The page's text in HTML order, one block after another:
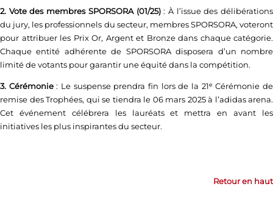
2. Vote des membres SPORSORA (01/25): À l’issue des délibérations
du jury, les professionnels du secteur, membres SPORSORA, voteront
pour attribuer les Prix Or, Argent et Bronze dans chaque catégorie.
Chaque entité adhérente de SPORSORA disposera d’un nombre
limité de votants pour garantir une équité dans la compétition.
3. Cérémonie: Le suspense prendra fin lors de la 21ᵉ Cérémonie de
remise des Trophées, qui se tiendra le 06 mars 2025 à l’adidas arena.
Cet événement célébrera les lauréats et mettra en avant les
initiatives les plus inspirantes du secteur.
Retour en haut